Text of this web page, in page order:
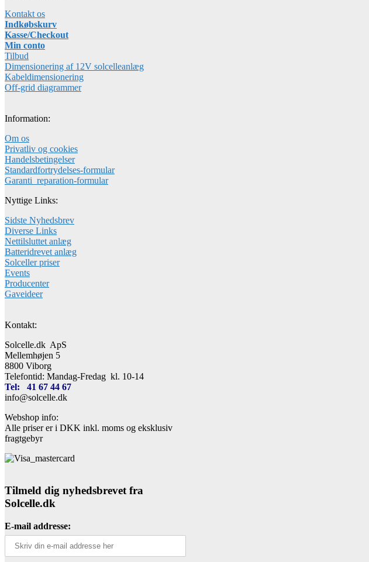
Kontakt os
Indkøbskurv
Kasse/Checkout
Min conto
Tilbud
Dimensionering af 12V solcelleanlæg
Kabeldimensionering
Off-grid diagrammer
Information:
Om os
Privatliv og cookies
Handelsbetingelser
Standardfortrydelses-formular
Garanti_reparation-formular
Nyttige Links:
Sidste Nyhedsbrev
Diverse Links
Nettilsluttet anlæg
Batteridrevet anlæg
Solceller priser
Events
Producenter
Gaveideer
Kontakt:
Solcelle.dk ApS
Mellemhøjen 5
8800 Viborg
Telefontid: Mandag-Fredag kl. 10-14
Tel: 41 67 44 67
info@solcelle.dk
Webshop info:
Alle priser er i DKK inkl. moms og eksklusiv
fragtgebyr
Tilmeld dig nyhedsbrevet fra
Solcelle.dk
E-mail addresse: